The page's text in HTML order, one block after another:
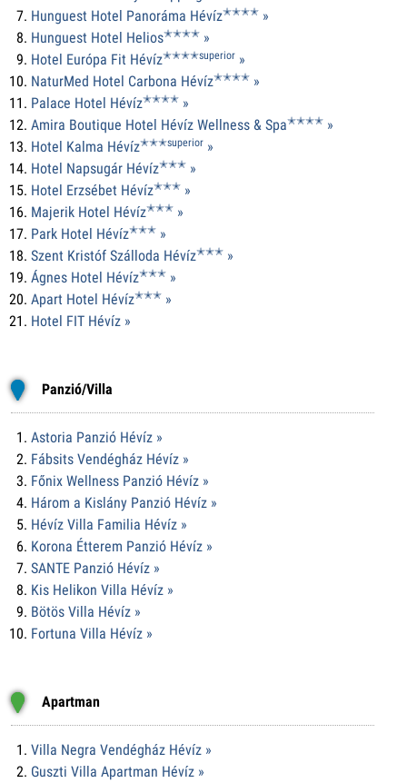
Hunguest Hotel Panoráma Hévíz✭✭✭✭ »
Hunguest Hotel Helios✭✭✭✭ »
Hotel Európa Fit Hévíz✭✭✭✭superior »
NaturMed Hotel Carbona Hévíz✭✭✭✭ »
Palace Hotel Hévíz✭✭✭✭ »
Amira Boutique Hotel Hévíz Wellness & Spa✭✭✭✭ »
Hotel Kalma Hévíz✭✭✭superior »
Hotel Napsugár Hévíz✭✭✭ »
Hotel Erzsébet Hévíz✭✭✭ »
Majerik Hotel Hévíz✭✭✭ »
Park Hotel Hévíz✭✭✭ »
Szent Kristóf Szálloda Hévíz✭✭✭ »
Ágnes Hotel Hévíz✭✭✭ »
Apart Hotel Hévíz✭✭✭ »
Hotel FIT Hévíz »
Panzió/Villa
Astoria Panzió Hévíz »
Fábsits Vendégház Hévíz »
Főnix Wellness Panzió Hévíz »
Három a Kislány Panzió Hévíz »
Hévíz Villa Familia Hévíz »
Korona Étterem Panzió Hévíz »
SANTE Panzió Hévíz »
Kis Helikon Villa Hévíz »
Bötös Villa Hévíz »
Fortuna Villa Hévíz »
Apartman
Villa Negra Vendégház Hévíz »
Guszti Villa Apartman Hévíz »